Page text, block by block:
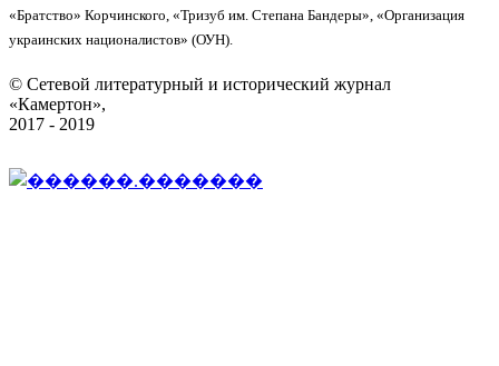
«Братство» Корчинского, «Тризуб им. Степана Бандеры», «Организация
украинских националистов» (ОУН).
© Сетевой литературный и исторический журнал
«Камертон»,
2017 - 2019